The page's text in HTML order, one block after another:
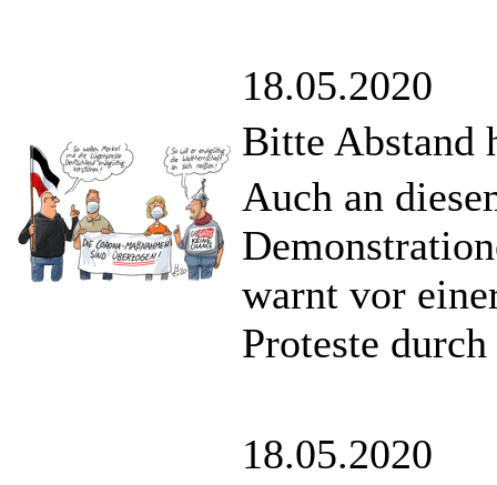
18.05.2020
Bitte Abstand
Auch an
warnt vor
Proteste
18.05.2020